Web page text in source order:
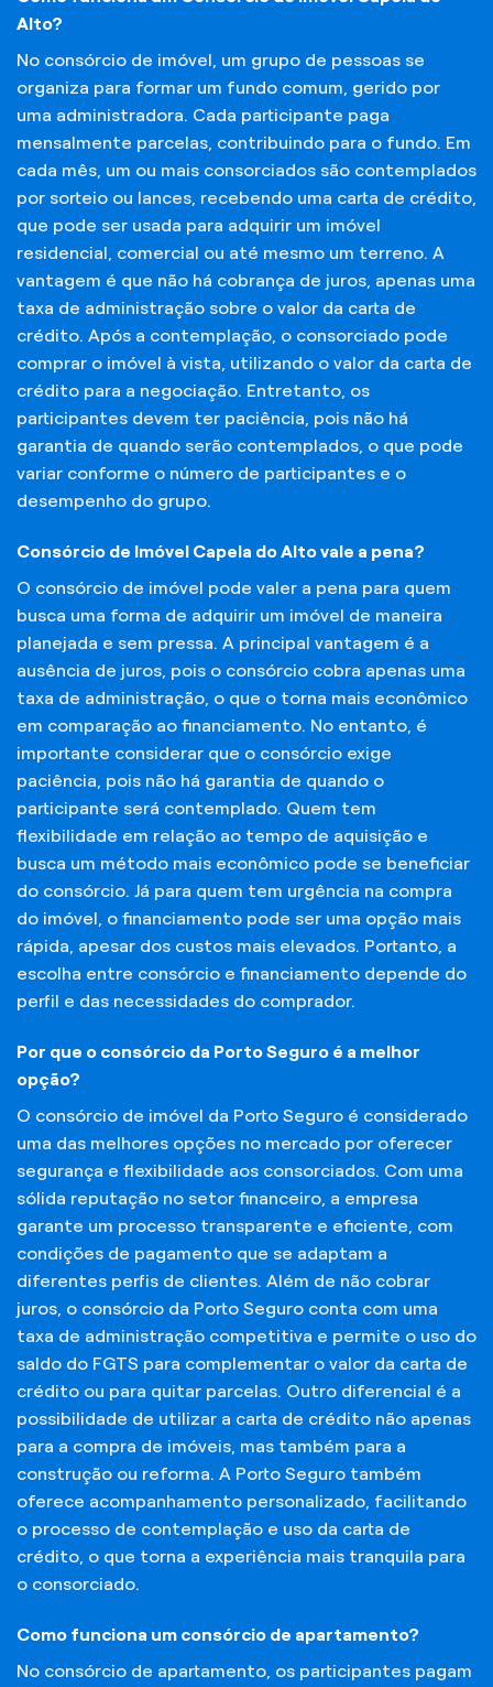
Alto?
No consórcio de imóvel, um grupo de pessoas se
organiza para formar um fundo comum, gerido por
uma administradora. Cada participante paga
mensalmente parcelas, contribuindo para o fundo. Em
cada mês, um ou mais consorciados são contemplados
por sorteio ou lances, recebendo uma carta de crédito,
que pode ser usada para adquirir um imóvel
residencial, comercial ou até mesmo um terreno. A
vantagem é que não há cobrança de juros, apenas uma
taxa de administração sobre o valor da carta de
crédito. Após a contemplação, o consorciado pode
comprar o imóvel à vista, utilizando o valor da carta de
crédito para a negociação. Entretanto, os
participantes devem ter paciência, pois não há
garantia de quando serão contemplados, o que pode
variar conforme o número de participantes e o
desempenho do grupo.
Consórcio de Imóvel Capela do Alto vale a pena?
O consórcio de imóvel pode valer a pena para quem
busca uma forma de adquirir um imóvel de maneira
planejada e sem pressa. A principal vantagem é a
ausência de juros, pois o consórcio cobra apenas uma
taxa de administração, o que o torna mais econômico
em comparação ao financiamento. No entanto, é
importante considerar que o consórcio exige
paciência, pois não há garantia de quando o
participante será contemplado. Quem tem
flexibilidade em relação ao tempo de aquisição e
busca um método mais econômico pode se beneficiar
do consórcio. Já para quem tem urgência na compra
do imóvel, o financiamento pode ser uma opção mais
rápida, apesar dos custos mais elevados. Portanto, a
escolha entre consórcio e financiamento depende do
perfil e das necessidades do comprador.
Por que o consórcio da Porto Seguro é a melhor
opção?
O consórcio de imóvel da Porto Seguro é considerado
uma das melhores opções no mercado por oferecer
segurança e flexibilidade aos consorciados. Com uma
sólida reputação no setor financeiro, a empresa
garante um processo transparente e eficiente, com
condições de pagamento que se adaptam a
diferentes perfis de clientes. Além de não cobrar
juros, o consórcio da Porto Seguro conta com uma
taxa de administração competitiva e permite o uso do
saldo do FGTS para complementar o valor da carta de
crédito ou para quitar parcelas. Outro diferencial é a
possibilidade de utilizar a carta de crédito não apenas
para a compra de imóveis, mas também para a
construção ou reforma. A Porto Seguro também
oferece acompanhamento personalizado, facilitando
o processo de contemplação e uso da carta de
crédito, o que torna a experiência mais tranquila para
o consorciado.
Como funciona um consórcio de apartamento?
No consórcio de apartamento, os participantes pagam